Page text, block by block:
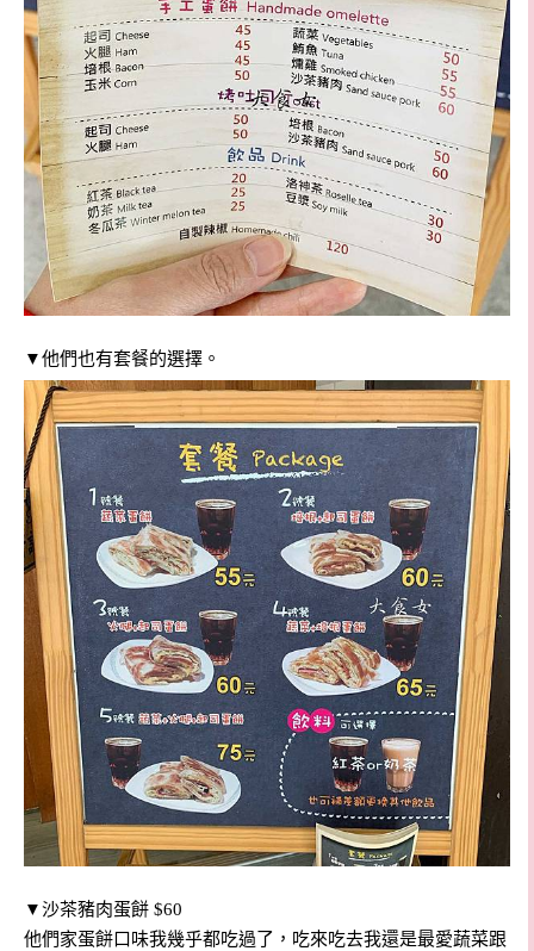
▼他們也有套餐的選擇。
▼沙茶豬肉蛋餅 $60
他們家蛋餅口味我幾乎都吃過了，吃來吃去我還是最愛蔬菜跟